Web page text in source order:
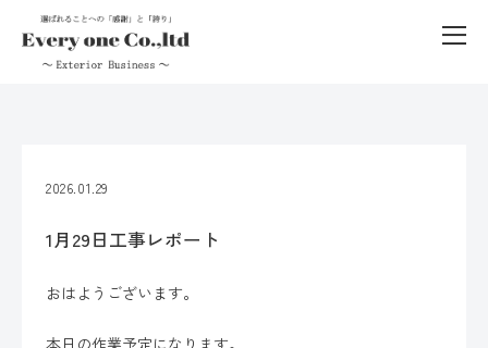
2026.01.29
1月29日工事レポート
おはようございます。